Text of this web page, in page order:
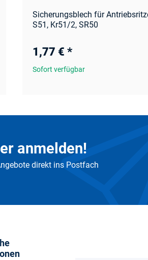
Sicherungsblech für
S51, Kr51/2, SR50
1,77 € *
Sofort verfügbar
anmelden!
direkt ins Postfach